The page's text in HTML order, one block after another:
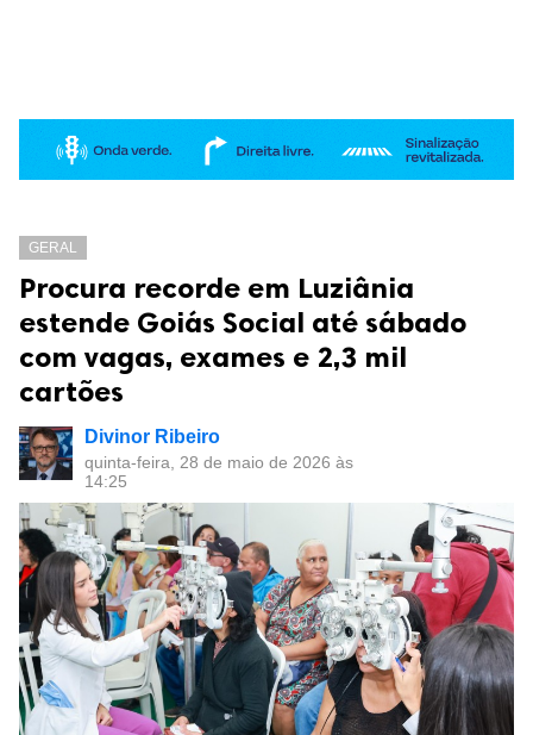
GERAL
Procura recorde em Luziânia
estende Goiás Social até sábado
com vagas, exames e 2,3 mil
cartões
Divinor Ribeiro
quinta-feira, 28 de maio de 2026 às
14:25